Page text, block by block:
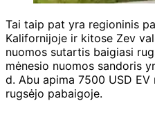
Tai taip pat yra regioninis
Kalifornijoje ir kitose Zev
nuomos sutartis baigiasi
mėnesio nuomos sandoris
d. Abu apima 7500 USD
rugsėjo pabaigoje.